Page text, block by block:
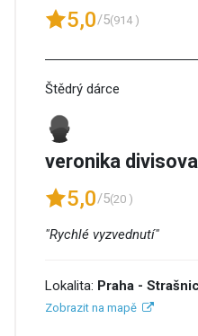
5,0/5(914 )
Štědrý dárce
veronika divisova
5,0/5(20 )
"Rychlé vyzvednutí"
Lokalita: Praha -
Zobrazit na mapě